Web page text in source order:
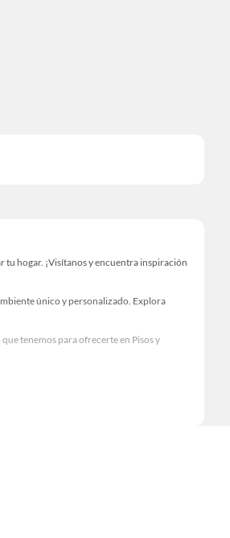
tu hogar. ¡Visítanos y encuentra inspiración
único y personalizado. Explora
tenemos para ofrecerte en Pisos y
para ofrecerte!